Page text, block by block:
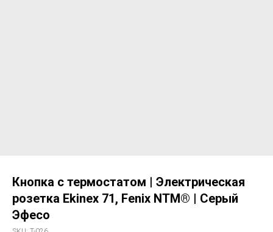
Кнопка с термостатом | Электрическая
розетка Ekinex 71, Fenix NTM® | Серый
Эфесо